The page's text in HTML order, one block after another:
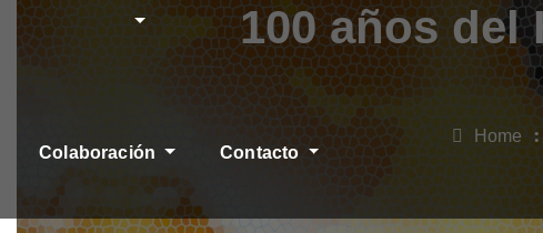
Colaboración Contacto
100 años del
Home